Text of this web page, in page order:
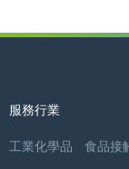
服務行業
工業化學品 食品接